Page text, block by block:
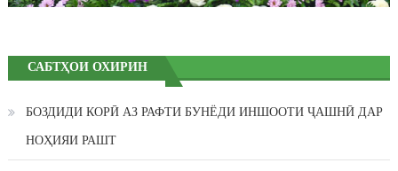
САБТҲОИ ОХИРИН
БОЗДИДИ КОРӢ АЗ РАФТИ БУНЁДИ ИНШООТИ ҶАШНӢ ДАР
НОҲИЯИ РАШТ